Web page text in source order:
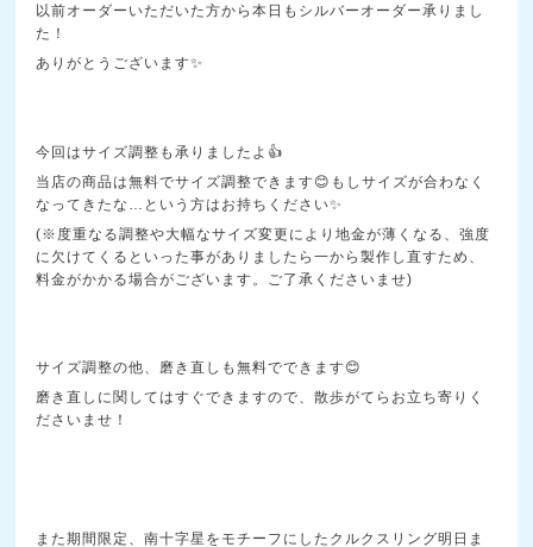
以前オーダーいただいた方から本日もシルバーオーダー承りまし
た！
ありがとうございます✨
今回はサイズ調整も承りましたよ👍
当店の商品は無料でサイズ調整できます😊もしサイズが合わなく
なってきたな…という方はお持ちください✨
(※度重なる調整や大幅なサイズ変更により地金が薄くなる、強度
に欠けてくるといった事がありましたら一から製作し直すため、
料金がかかる場合がございます。ご了承くださいませ)
サイズ調整の他、磨き直しも無料でできます😊
磨き直しに関してはすぐできますので、散歩がてらお立ち寄りく
ださいませ！
また期間限定、南十字星をモチーフにしたクルクスリング明日ま